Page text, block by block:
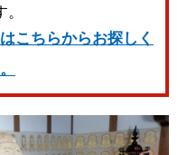
こちらからお探しく